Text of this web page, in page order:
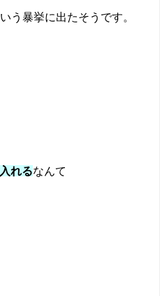
う暴挙に出たそうです。
れるなんて